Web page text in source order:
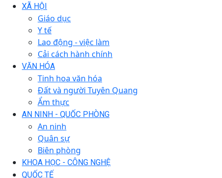
XÃ HỘI
Giáo dục
Y tế
Lao động - việc làm
Cải cách hành chính
VĂN HÓA
Tinh hoa văn hóa
Đất và người Tuyên Quang
Ẩm thực
AN NINH - QUỐC PHÒNG
An ninh
Quân sự
Biên phòng
KHOA HỌC - CÔNG NGHỆ
QUỐC TẾ